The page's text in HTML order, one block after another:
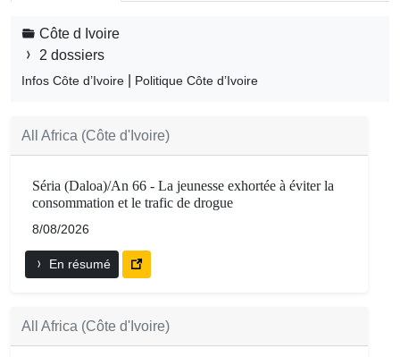
Côte d Ivoire
2 dossiers
Infos Côte d’Ivoire Politique Côte d’Ivoire
All Africa (Côte d'Ivoire)
Séria (Daloa)/An 66 - La jeunesse exhortée à éviter la
consommation et le trafic de drogue
8/08/2026
En résumé
All Africa (Côte d'Ivoire)